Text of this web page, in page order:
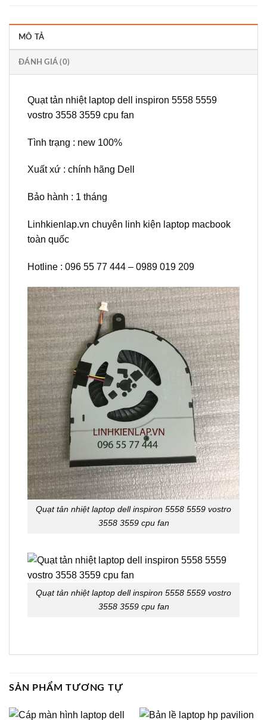
MÔ TẢ
ĐÁNH GIÁ (0)
Quạt tản nhiệt laptop dell inspiron 5558 5559
vostro 3558 3559 cpu fan
Tình trạng : new 100%
Xuất xứ : chính hãng Dell
Bảo hành : 1 tháng
Linhkienlap.vn chuyên linh kiện laptop macbook
toàn quốc
Hotline : 096 55 77 444 – 0989 019 209
Quạt tản nhiệt laptop dell inspiron 5558 5559 vostro
3558 3559 cpu fan
Quạt tản nhiệt laptop dell inspiron 5558 5559 vostro
3558 3559 cpu fan
SẢN PHẨM TƯƠNG TỰ